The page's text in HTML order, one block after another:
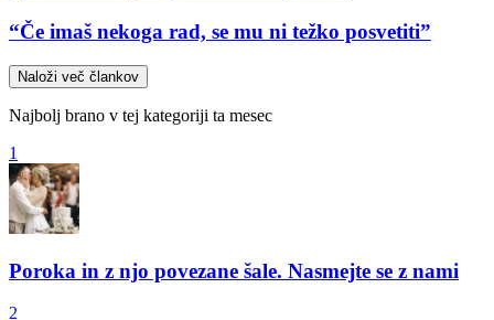
“Če imaš nekoga rad, se mu ni težko posvetiti”
Naloži več člankov
Najbolj brano v tej kategoriji ta mesec
1
Poroka in z njo povezane šale. Nasmejte se z nami
2